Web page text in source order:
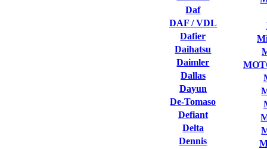
Daf
DAF / VDL
Dafier
Daihatsu
Daimler
Dallas
Dayun
De-Tomaso
Defiant
Delta
Dennis